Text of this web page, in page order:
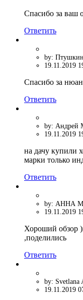
Спасибо за ваш
Ответить
by:
19.11.2019
Спасибо за
Ответить
by: Андрей
19.11.2019
на дачу купили
марки только
Ответить
by: АННА
19.11.2019
Хороший обзор
,поделились
Ответить
by: Svetlana
19.11.2019